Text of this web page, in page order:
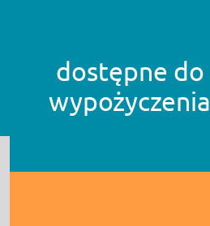
dostępne do
wypożyczenia